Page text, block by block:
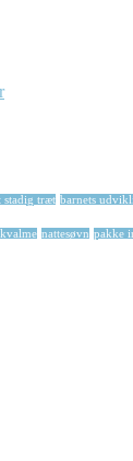
stadig træt barnets
nattesøvn pakke